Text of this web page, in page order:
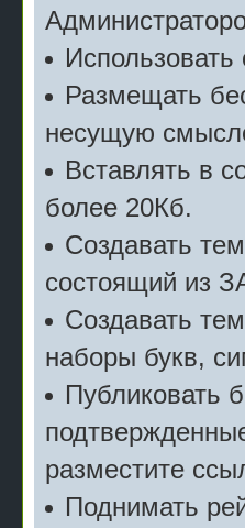
Размещать
несущую
Вставлять в
более 20Кб.
Создавать
состоящий из
Создавать
наборы букв,
Публиковать
разместите
Поднимать